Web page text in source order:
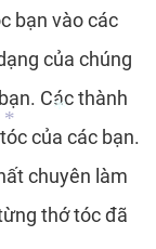
*
bạn vào các
của chúng
Các thành
của các bạn.
chuyên làm
thớ tóc đã